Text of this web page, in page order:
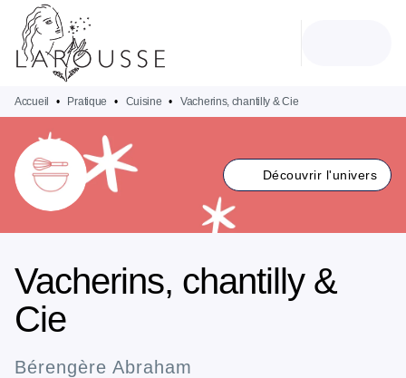
MENU
PIED DE PAGE
Accueil • Pratique • Cuisine • Vacherins, chantilly & Cie
Découvrir l'univers
Vacherins, chantilly &
Cie
Bérengère Abraham